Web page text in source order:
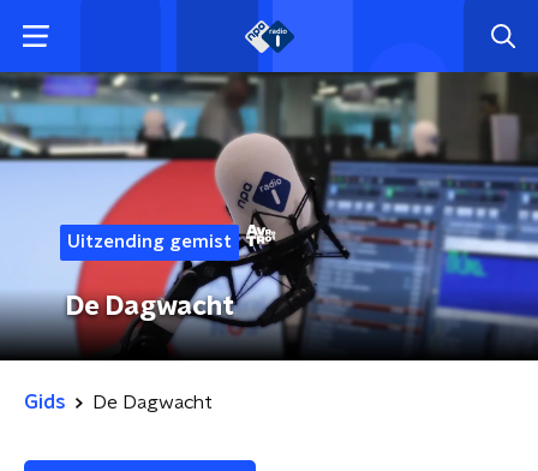
Uitzending gemist
De Dagwacht
Gids De Dagwacht